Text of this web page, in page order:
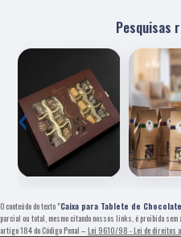
Pesquisas
‹
O conteúdo do texto "Caixa para Tablete de
parcial ou total, mesmo citando nossos links, é proibida
artigo 184 do Código Penal – Lei 9610/98 - Lei de direitos